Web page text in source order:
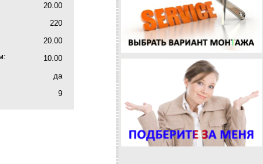
20.00
220
20.00
10.00
да
9